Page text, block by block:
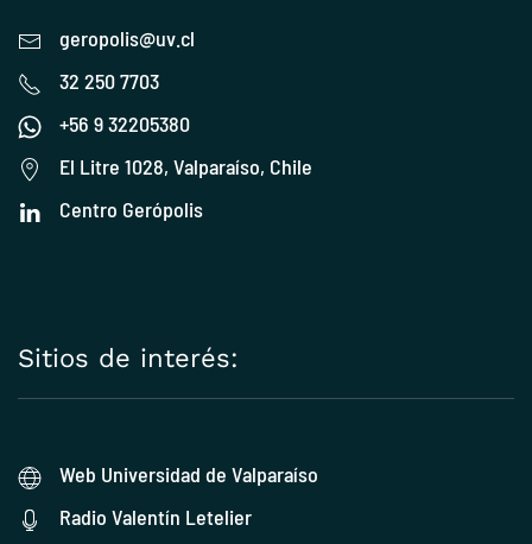
geropolis@uv.cl
32 250 7703
+56 9 32205380
El Litre 1028, Valparaíso, Chile
Centro Gerópolis
Sitios de interés:
Web Universidad de Valparaíso
Radio Valentín Letelier